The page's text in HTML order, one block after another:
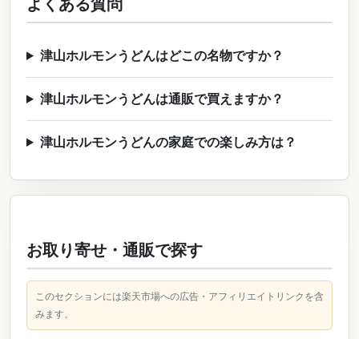
よくある質問
津山ホルモンうどんはどこの名物ですか？
津山ホルモンうどんは通販で買えますか？
津山ホルモンうどんの家庭での楽しみ方は？
お取り寄せ・通販で探す
このセクションには楽天市場への広告・アフィリエイトリンクを含
みます。